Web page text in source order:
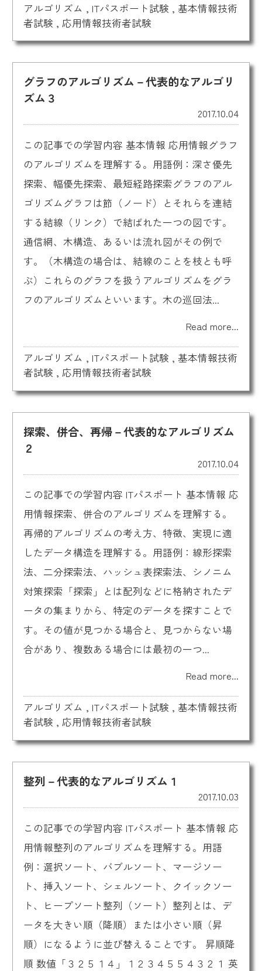
アルゴリズム , ITパスポート試験 , 基本情報技術
者試験 , 応用情報技術者試験
グラフのアルゴリズム－代表的なアルゴリ
ズム３
2017.10.04
この記事での学習内容 基本情報 応用情報グラフ
のアルゴリズムを理解する。用語例：深さ優先
探索、幅優先探索、最短経路探索グラフのアル
ゴリズムグラフは節（ノード）とそれらを連結
する結線（リンク）で結ばれた一つの図です。
通信網、木構造、あるいは流れ図がその例で
す。（木構造の場合は、結線のことを枝とも呼
ぶ）これらのグラフを扱うアルゴリズムをグラ
フのアルゴリズムといいます。木の巡回法...
Read more...
アルゴリズム , ITパスポート試験 , 基本情報技術
者試験 , 応用情報技術者試験
探索、併合、再帰－代表的なアルゴリズム
２
2017.10.04
この記事での学習内容 ITパスポート 基本情報 応
用情報探索、併合のアルゴリズムを理解する。
再帰的アルゴリズムの考え方、特徴、実現に適
したデータ構造を理解する。用語例：線形探索
法、二分探索法、ハッシュ表探索法、シノニム
対策探索「探索」とは配列などに格納されたデ
ータの集まりから、特定のデータを探すことで
す。その値が見つかる場合と、見つからない場
合があり、複数ある場合には最初の一つ...
Read more...
アルゴリズム , ITパスポート試験 , 基本情報技術
者試験 , 応用情報技術者試験
整列－代表的なアルゴリズム１
2017.10.03
この記事での学習内容 ITパスポート 基本情報 応
用情報整列のアルゴリズムを理解する。用語
例：選択ソート、バブルソート、マージソー
ト、挿入ソート、シェルソート、クイックソー
ト、ヒープソート整列（ソート）整列とは、デ
ータを大きい順（降順）または小さい順（昇
順）になるように並び替えることです。 昇順降
順 数値「３２５１４」１２３４５５４３２１ 英